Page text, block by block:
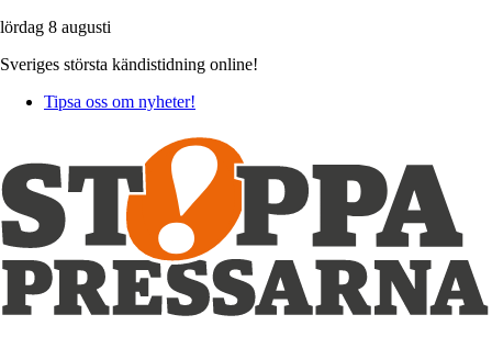
lördag 8 augusti
Sveriges största kändistidning online!
Tipsa oss om nyheter!